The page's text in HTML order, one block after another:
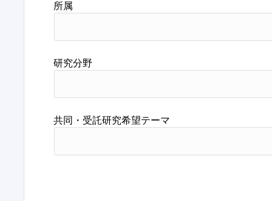
所属
研究分野
共同・受託研究希望テーマ